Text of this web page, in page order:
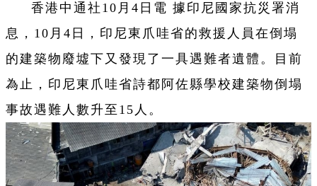
香港中通社10月4日電 據印尼國家抗災署消
息，10月4日，印尼東爪哇省的救援人員在倒塌
的建築物廢墟下又發現了一具遇難者遺體。目前
為止，印尼東爪哇省詩都阿佐縣學校建築物倒塌
事故遇難人數升至15人。